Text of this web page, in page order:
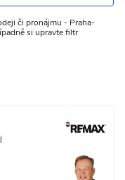
či pronájmu - Praha-
si upravte filtr